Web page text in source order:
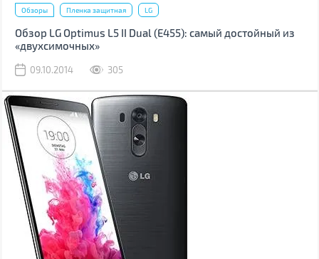
Обзоры Пленка защитная LG
Обзор LG Optimus L5 II Dual (Е455): самый достойный из
«двухсимочных»
09.10.2014 305